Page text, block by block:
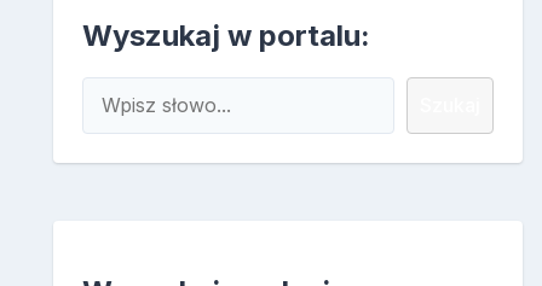
Wyszukaj w portalu: